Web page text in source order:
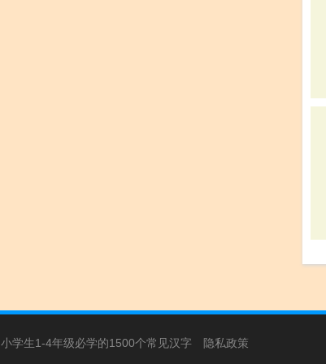
小学生1-4年级必学的1500个常见汉字 隐私政策